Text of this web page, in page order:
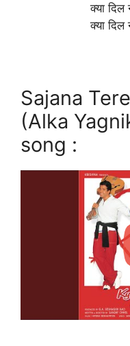
क्या
क्या
Sajana
(Alka
song :